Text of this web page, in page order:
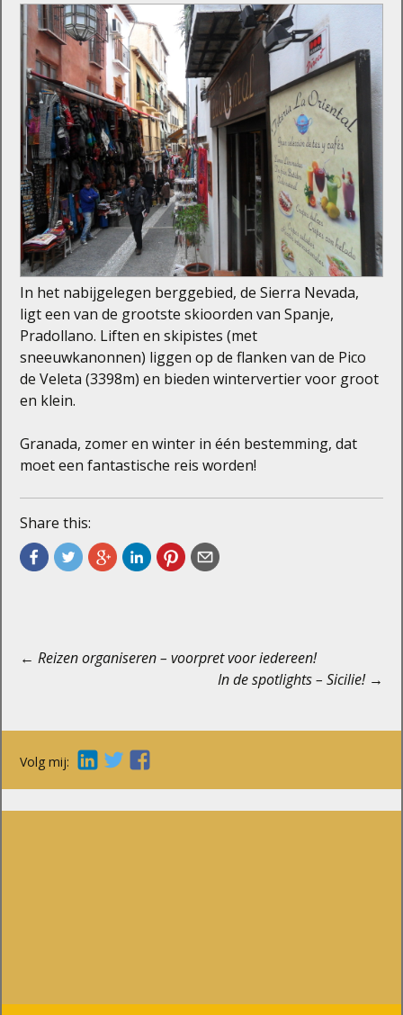
In het nabijgelegen berggebied, de Sierra Nevada,
ligt een van de grootste skioorden van Spanje,
Pradollano. Liften en skipistes (met
sneeuwkanonnen) liggen op de flanken van de Pico
de Veleta (3398m) en bieden wintervertier voor groot
en klein.
Granada, zomer en winter in één bestemming, dat
moet een fantastische reis worden!
Share this:
Berichtnavigatie
← Reizen organiseren – voorpret voor iedereen!
In de spotlights – Sicilie! →
Volg mij: